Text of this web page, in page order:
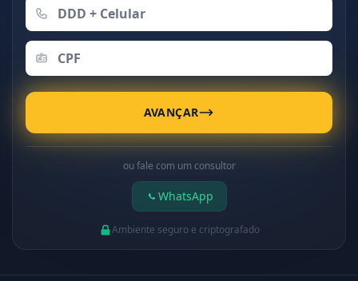
AVANÇAR
ou fale com um consultor
WhatsApp
Ambiente seguro e criptografado